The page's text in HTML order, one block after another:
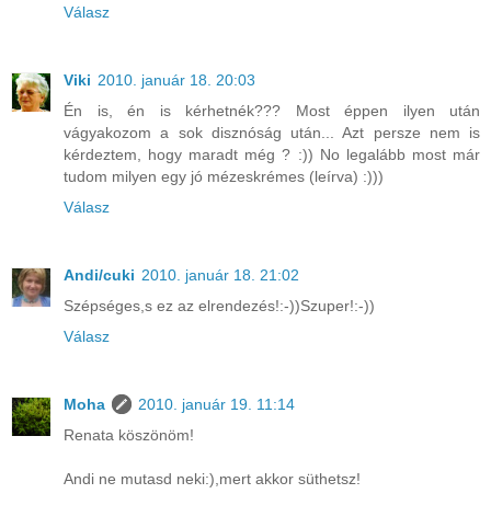
Válasz
Viki 2010. január 18. 20:03
Én is, én is kérhetnék??? Most éppen ilyen után
vágyakozom a sok disznóság után... Azt persze nem is
kérdeztem, hogy maradt még ? :)) No legalább most már
tudom milyen egy jó mézeskrémes (leírva) :)))
Válasz
Andi/cuki 2010. január 18. 21:02
Szépséges,s ez az elrendezés!:-))Szuper!:-))
Válasz
Moha
2010. január 19. 11:14
Renata köszönöm!
Andi ne mutasd neki:),mert akkor süthetsz!